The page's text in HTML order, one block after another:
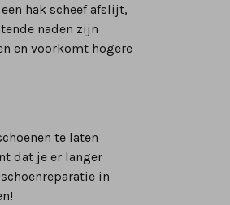
hak scheef afslijt,
naden zijn
en voorkomt hogere
te laten
dat je er langer
in